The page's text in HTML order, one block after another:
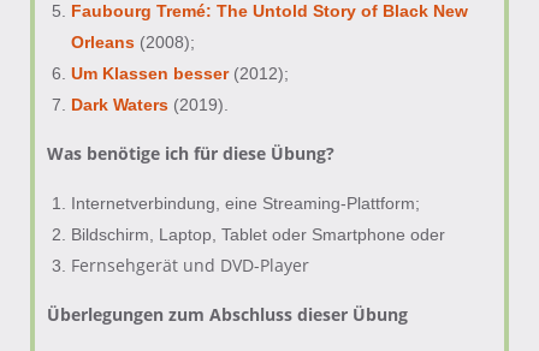
Faubourg Tremé: The Untold Story of Black New
Orleans (2008);
Um Klassen besser(2012);
Dark Waters (2019).
Was benötige ich für diese Übung?
Internetverbindung, eine Streaming-Plattform;
Bildschirm, Laptop, Tablet oder Smartphone oder
Fernsehgerät und DVD-Player
Überlegungen zum Abschluss dieser Übung